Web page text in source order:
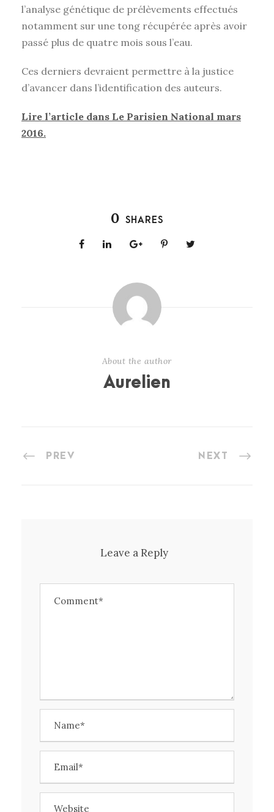
l’analyse génétique de prélèvements effectués
notamment sur une tong récupérée après avoir
passé plus de quatre mois sous l’eau.
Ces derniers devraient permettre à la justice
d’avancer dans l’identification des auteurs.
Lire l’article dans Le Parisien National mars
2016.
0 SHARES
About the author
Aurelien
PREV NEXT
Leave a Reply